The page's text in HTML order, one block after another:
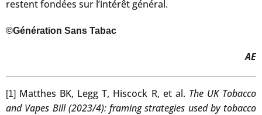
restent fondées sur l’intérêt général.
©Génération Sans Tabac
AE
[1] Matthes BK, Legg T, Hiscock R, et al. The UK Tobacco
and Vapes Bill (2023/4): framing strategies used by tobacco